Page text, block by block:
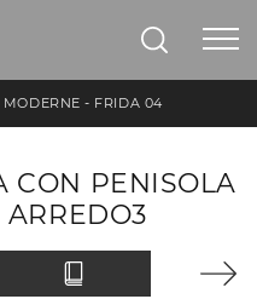
- FRIDA 04
CON PENISOLA